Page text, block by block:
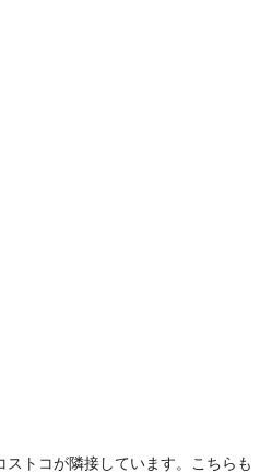
トコが隣接しています。こちらも